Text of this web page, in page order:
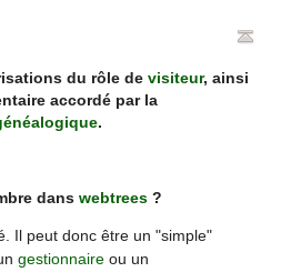
du rôle devisiteur, ainsi
accordé par la
.
danswebtrees ?
Il peut donc être un "simple"
gestionnaireou un